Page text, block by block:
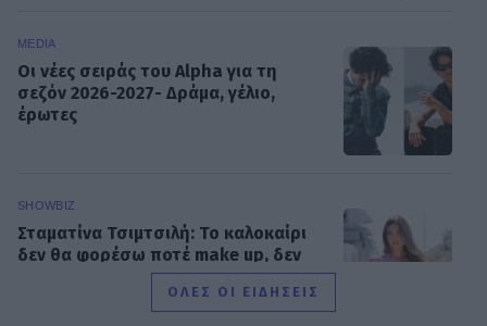
MEDIA
Οι νέες σειράς του Alpha για τη
σεζόν 2026-2027- Δράμα, γέλιο,
έρωτες
SHOWBIZ
Σταματίνα Τσιμτσιλή: Το καλοκαίρι
δεν θα φορέσω ποτέ make up, δεν
ΟΛΕΣ ΟΙ ΕΙΔΗΣΕΙΣ